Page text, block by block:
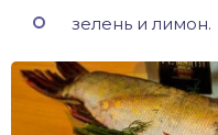
зелень и лимон.